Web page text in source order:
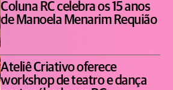
Coluna RC celebra os 15 anos
de Manoela Menarim Requião
Ateliê Criativo oferece
workshop de teatro e dança